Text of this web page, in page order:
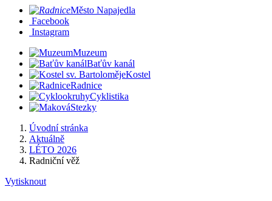
Město Napajedla
Facebook
Instagram
Muzeum
Baťův kanál
Kostel
Radnice
Cyklistika
Stezky
Úvodní stránka
Aktuálně
LÉTO 2026
Radniční věž
Vytisknout